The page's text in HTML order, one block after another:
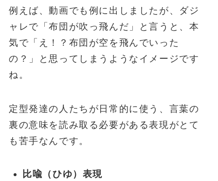
例えば、動画でも例に出しましたが、ダジ
ャレで「布団が吹っ飛んだ」と言うと、本
気で「え！？布団が空を飛んでいった
の？」と思ってしまうようなイメージです
ね。
定型発達の人たちが日常的に使う、言葉の
裏の意味を読み取る必要がある表現がとて
も苦手なんです。
比喩（ひゆ）表現